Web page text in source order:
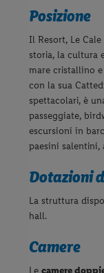
Posizione
Il Resort, Le
storia, la cultura
mare cristallino
con la sua
spettacolari, è
passeggiate,
escursioni in
paesini
Dotazioni
La struttura
hall.
Camere